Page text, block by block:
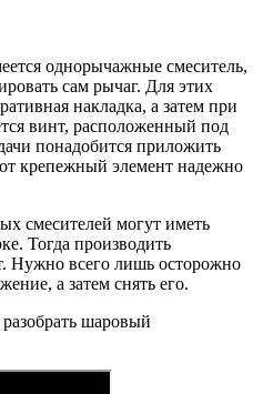
однорычажные смеситель,
сам рычаг. Для этих
накладка, а затем при
винт, расположенный под
понадобится приложить
крепежный элемент надежно
смесителей могут иметь
Тогда производить
Нужно всего лишь осторожно
а затем снять его.
шаровый